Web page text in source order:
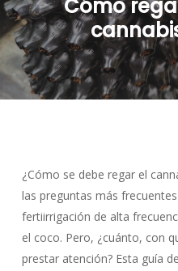
Cómo
¿Cómo se debe regar el
las preguntas más
fertiirrigación de alta
el coco. Pero, ¿cuánto, con
prestar atención? Esta guía